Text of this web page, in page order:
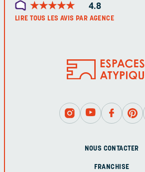
★★★★★
★★★★★ 4.8
LIRE TOUS LES AVIS PAR AGENCE
NOUS CONTACTER
FRANCHISE